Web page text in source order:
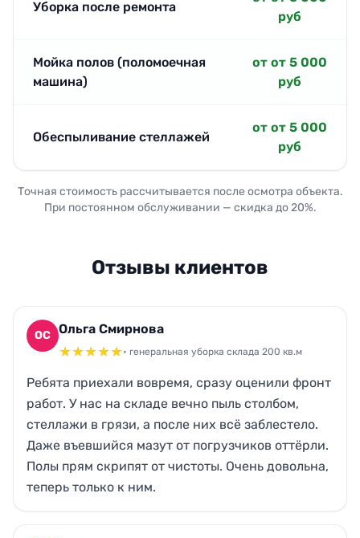
Уборка после ремонта
руб
Мойка полов (поломоечная
машина)
от от 5 000
руб
Обеспыливание стеллажей
от от 5 000
руб
Точная стоимость рассчитывается после осмотра объекта.
При постоянном обслуживании — скидка до 20%.
Отзывы клиентов
ОС Ольга Смирнова
★★★★★• генеральная уборка склада 200 кв.м
Ребята приехали вовремя, сразу оценили фронт
работ. У нас на складе вечно пыль столбом,
стеллажи в грязи, а после них всё заблестело.
Даже въевшийся мазут от погрузчиков оттёрли.
Полы прям скрипят от чистоты. Очень довольна,
теперь только к ним.